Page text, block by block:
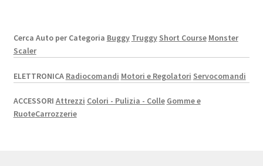
Cerca Auto per Categoria Buggy Truggy Short Course Monster
Scaler
ELETTRONICA Radiocomandi Motori e Regolatori Servocomandi
ACCESSORI Attrezzi Colori - Pulizia - Colle Gomme e
RuoteCarrozzerie